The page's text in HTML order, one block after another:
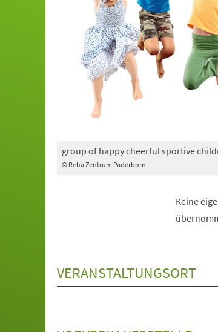
© Reha Zentrum Paderborn
group of happy cheerful sportive
Keine
VERANSTALTUNGSORT